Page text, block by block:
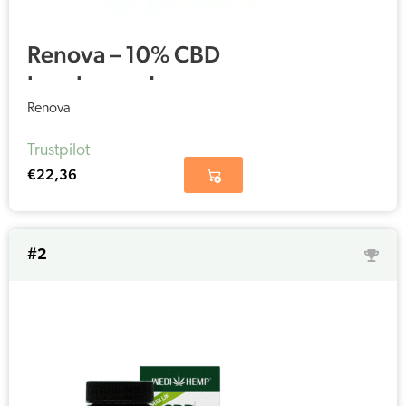
Renova – 10% CBD
kapsler med
hampefrø olie (30
stykker – 15mg CBD
pr. kapsel)
Renova
Trustpilot
€22,36
#2